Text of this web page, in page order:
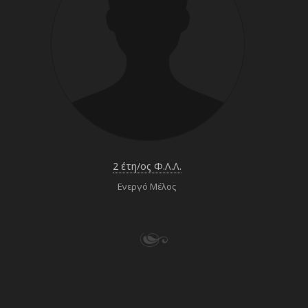
2 έτη/ος Φ.Λ.Λ.
Ενεργό Μέλος